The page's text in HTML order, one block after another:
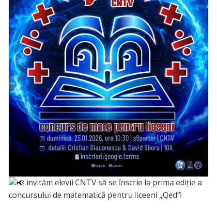
invităm elevii CNTV să se înscrie la prima ediție a
concursului de matematică pentru liceeni „Qed”!